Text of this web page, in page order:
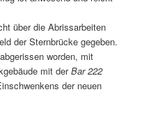
über die Abrissarbeiten
der Sternbrücke gegeben.
worden, mit
mit derBar 222
der neuen